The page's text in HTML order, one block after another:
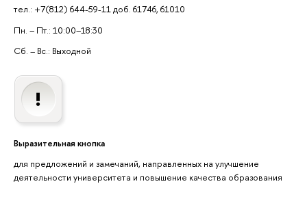
тел.: +7(812) 644-59-11 доб. 61746, 61010
Пн. – Пт.: 10:00–18:30
Сб. – Вс.: Выходной
Выразительная кнопка
для предложений и замечаний, направленных на улучшение
деятельности университета и повышение качества образования